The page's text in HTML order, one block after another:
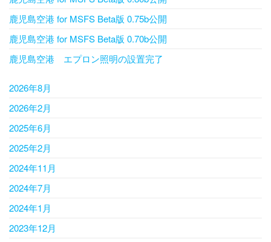
鹿児島空港 for MSFS Beta版 0.75b公開
鹿児島空港 for MSFS Beta版 0.70b公開
鹿児島空港 エプロン照明の設置完了
2026年8月
2026年2月
2025年6月
2025年2月
2024年11月
2024年7月
2024年1月
2023年12月